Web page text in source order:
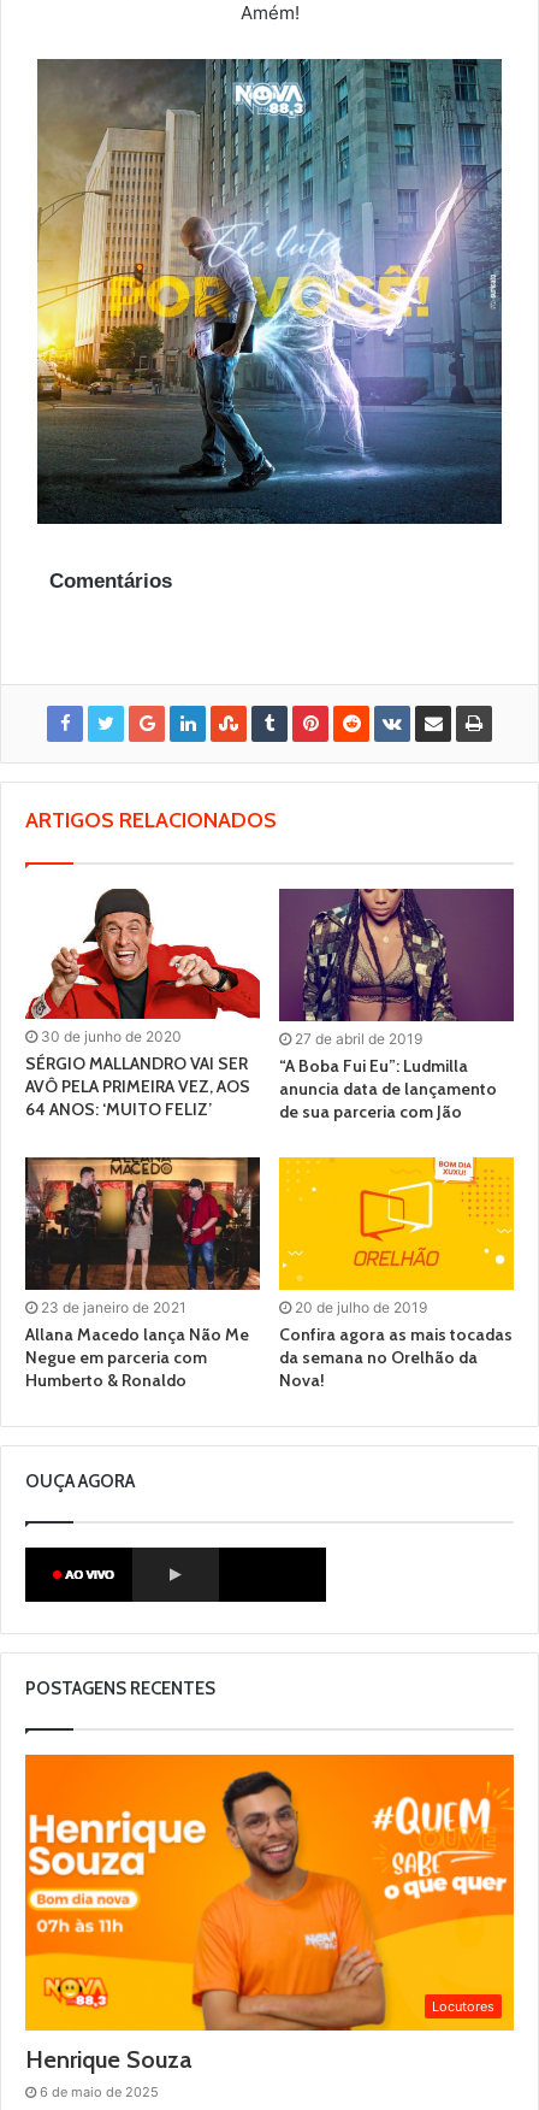
Amém!
Comentários
ARTIGOS RELACIONADOS
30 de junho de 2020
SÉRGIO MALLANDRO VAI SER
AVÔ PELA PRIMEIRA VEZ, AOS
64 ANOS: ‘MUITO FELIZ’
27 de abril de 2019
“A Boba Fui Eu”: Ludmilla
anuncia data de lançamento
de sua parceria com Jão
23 de janeiro de 2021
Allana Macedo lança Não Me
Negue em parceria com
Humberto & Ronaldo
20 de julho de 2019
Confira agora as mais tocadas
da semana no Orelhão da
Nova!
OUÇA AGORA
POSTAGENS RECENTES
Locutores
Henrique Souza
6 de maio de 2025